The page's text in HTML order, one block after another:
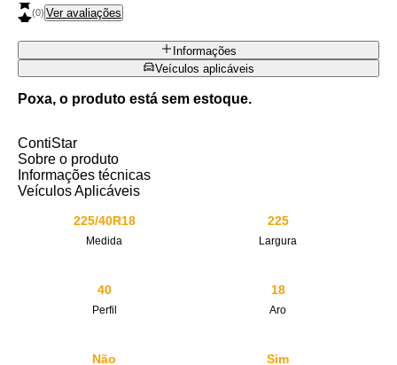
(0) Ver avaliações
Informações
Veículos aplicáveis
Poxa, o produto está sem estoque.
ContiStar
Sobre o produto
Informações técnicas
Veículos Aplicáveis
225/40R18
Medida
225
Largura
40
Perfil
18
Aro
Não Sim